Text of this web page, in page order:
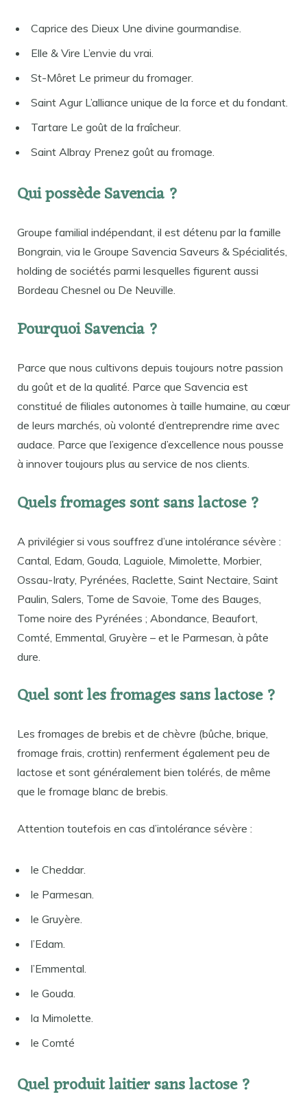
Caprice des Dieux Une divine gourmandise.
Elle & Vire L’envie du vrai.
St-Môret Le primeur du fromager.
Saint Agur L’alliance unique de la force et du fondant.
Tartare Le goût de la fraîcheur.
Saint Albray Prenez goût au fromage.
Qui possède Savencia ?
Groupe familial indépendant, il est détenu par la famille
Bongrain, via le Groupe Savencia Saveurs & Spécialités,
holding de sociétés parmi lesquelles figurent aussi
Bordeau Chesnel ou De Neuville.
Pourquoi Savencia ?
Parce que nous cultivons depuis toujours notre passion
du goût et de la qualité. Parce que Savencia est
constitué de filiales autonomes à taille humaine, au cœur
de leurs marchés, où volonté d’entreprendre rime avec
audace. Parce que l’exigence d’excellence nous pousse
à innover toujours plus au service de nos clients.
Quels fromages sont sans lactose ?
A privilégier si vous souffrez d’une intolérance sévère :
Cantal, Edam, Gouda, Laguiole, Mimolette, Morbier,
Ossau-Iraty, Pyrénées, Raclette, Saint Nectaire, Saint
Paulin, Salers, Tome de Savoie, Tome des Bauges,
Tome noire des Pyrénées ; Abondance, Beaufort,
Comté, Emmental, Gruyère – et le Parmesan, à pâte
dure.
Quel sont les fromages sans lactose ?
Les fromages de brebis et de chèvre (bûche, brique,
fromage frais, crottin) renferment également peu de
lactose et sont généralement bien tolérés, de même
que le fromage blanc de brebis.
Attention toutefois en cas d’intolérance sévère :
le Cheddar.
le Parmesan.
le Gruyère.
l’Edam.
l’Emmental.
le Gouda.
la Mimolette.
le Comté
Quel produit laitier sans lactose ?